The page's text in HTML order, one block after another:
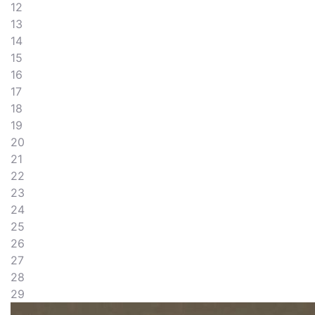
12
13
14
15
16
17
18
19
20
21
22
23
24
25
26
27
28
29